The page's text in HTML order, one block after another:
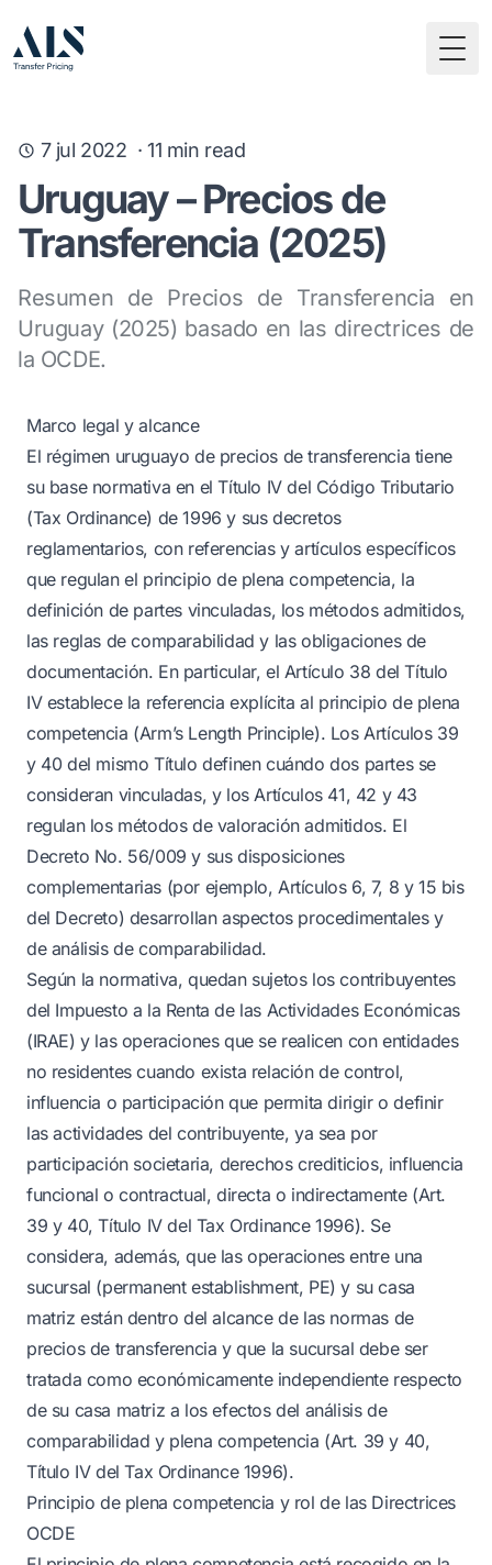
7 jul 2022 ·11 min read
Uruguay – Precios de
Transferencia (2025)
Resumen de Precios de Transferencia en
Uruguay (2025) basado en las directrices de
la OCDE.
Marco legal y alcance
El régimen uruguayo de precios de transferencia tiene
su base normativa en el Título IV del Código Tributario
(Tax Ordinance) de 1996 y sus decretos
reglamentarios, con referencias y artículos específicos
que regulan el principio de plena competencia, la
definición de partes vinculadas, los métodos admitidos,
las reglas de comparabilidad y las obligaciones de
documentación. En particular, el Artículo 38 del Título
IV establece la referencia explícita al principio de plena
competencia (Arm’s Length Principle). Los Artículos 39
y 40 del mismo Título definen cuándo dos partes se
consideran vinculadas, y los Artículos 41, 42 y 43
regulan los métodos de valoración admitidos. El
Decreto No. 56/009 y sus disposiciones
complementarias (por ejemplo, Artículos 6, 7, 8 y 15 bis
del Decreto) desarrollan aspectos procedimentales y
de análisis de comparabilidad.
Según la normativa, quedan sujetos los contribuyentes
del Impuesto a la Renta de las Actividades Económicas
(IRAE) y las operaciones que se realicen con entidades
no residentes cuando exista relación de control,
influencia o participación que permita dirigir o definir
las actividades del contribuyente, ya sea por
participación societaria, derechos crediticios, influencia
funcional o contractual, directa o indirectamente (Art.
39 y 40, Título IV del Tax Ordinance 1996). Se
considera, además, que las operaciones entre una
sucursal (permanent establishment, PE) y su casa
matriz están dentro del alcance de las normas de
precios de transferencia y que la sucursal debe ser
tratada como económicamente independiente respecto
de su casa matriz a los efectos del análisis de
comparabilidad y plena competencia (Art. 39 y 40,
Título IV del Tax Ordinance 1996).
Principio de plena competencia y rol de las Directrices
OCDE